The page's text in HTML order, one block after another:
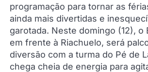
programação para tornar as
ainda mais divertidas e
garotada. Neste domingo (12), o
em frente à Riachuelo, será
diversão com a turma do Pé de
chega cheia de energia para